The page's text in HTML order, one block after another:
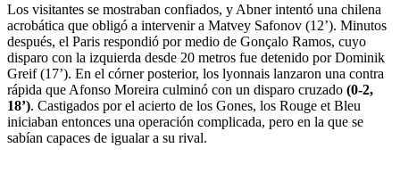
Los visitantes se mostraban confiados, y Abner intentó una chilena
acrobática que obligó a intervenir a Matvey Safonov (12’). Minutos
después, el Paris respondió por medio de Gonçalo Ramos, cuyo
disparo con la izquierda desde 20 metros fue detenido por Dominik
Greif (17’). En el córner posterior, los lyonnais lanzaron una contra
rápida que Afonso Moreira culminó con un disparo cruzado (0-2,
18’). Castigados por el acierto de los Gones, los Rouge et Bleu
iniciaban entonces una operación complicada, pero en la que se
sabían capaces de igualar a su rival.